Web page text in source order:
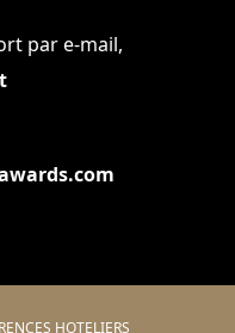
par e-mail,
HOTELIERS